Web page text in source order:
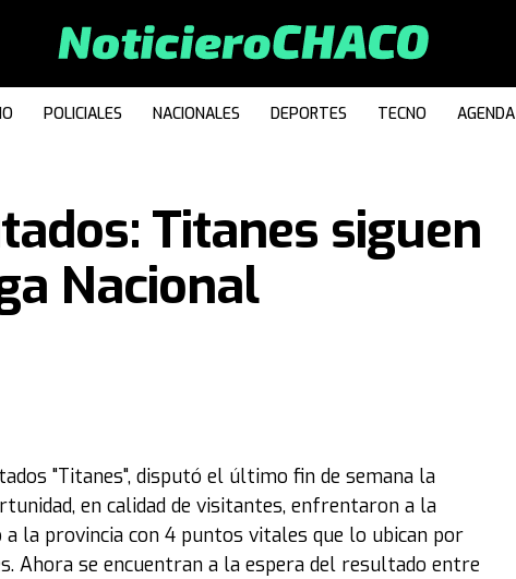
POLICIALES NACIONALES DEPORTES TECNO AGENDA
Titanes siguen
Nacional
"Titanes", disputó el último fin de semana la
en calidad de visitantes, enfrentaron a la
a la provincia con 4 puntos vitales que lo ubican por
Ahora se encuentran a la espera del resultado entre